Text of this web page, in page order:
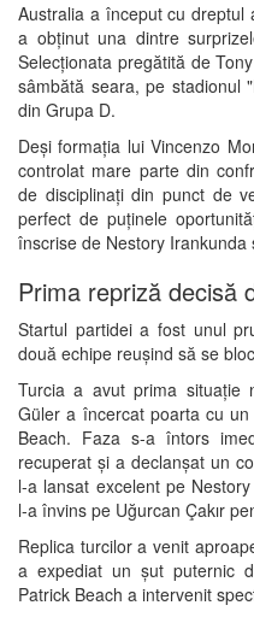
Australia a început cu
a obținut una dintre
Selecționata pregătită de
sâmbătă seara, pe stadionul
din Grupa D.
Deși formația lui Vincenzo
controlat mare parte din
de disciplinați din punct de
perfect de puținele
înscrise de Nestory Irankunda
Prima repriză decisă
Startul partidei a fost unul
două echipe reușind să se
Turcia a avut prima situație
Güler a încercat poarta cu
Beach. Faza s-a întors
recuperat și a declanșat un
l-a lansat excelent pe
l-a învins pe Uğurcan Çakır
Replica turcilor a venit
a expediat un șut puternic
Patrick Beach a intervenit